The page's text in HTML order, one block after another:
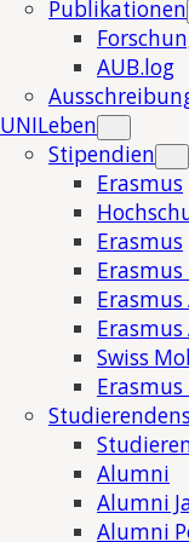
Publikationen
AUB.log
UNILeben
Stipendien
Erasmus
Erasmus
Swiss
Alumni
Alumni
Alumni